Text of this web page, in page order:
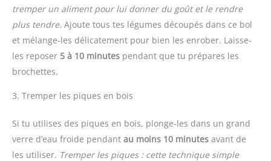
tremper un aliment pour lui donner du goût et le rendre
plus tendre. Ajoute tous tes légumes découpés dans ce bol
et mélange-les délicatement pour bien les enrober. Laisse-
les reposer 5 à 10 minutes pendant que tu prépares les
brochettes.
3. Tremper les piques en bois
Si tu utilises des piques en bois, plonge-les dans un grand
verre d’eau froide pendant au moins 10 minutes avant de
les utiliser. Tremper les piques : cette technique simple